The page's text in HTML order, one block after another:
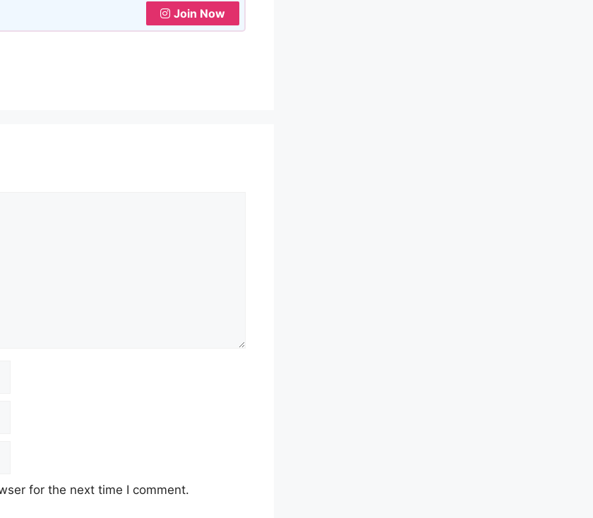
Join Now
for the next time I comment.